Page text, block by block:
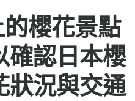
櫻花景點
確認日本櫻
狀況與交通